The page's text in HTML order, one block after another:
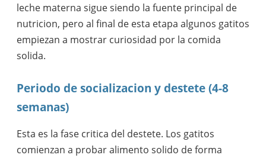
leche materna sigue siendo la fuente principal de
nutricion, pero al final de esta etapa algunos gatitos
empiezan a mostrar curiosidad por la comida
solida.
Periodo de socializacion y destete (4-8
semanas)
Esta es la fase critica del destete. Los gatitos
comienzan a probar alimento solido de forma